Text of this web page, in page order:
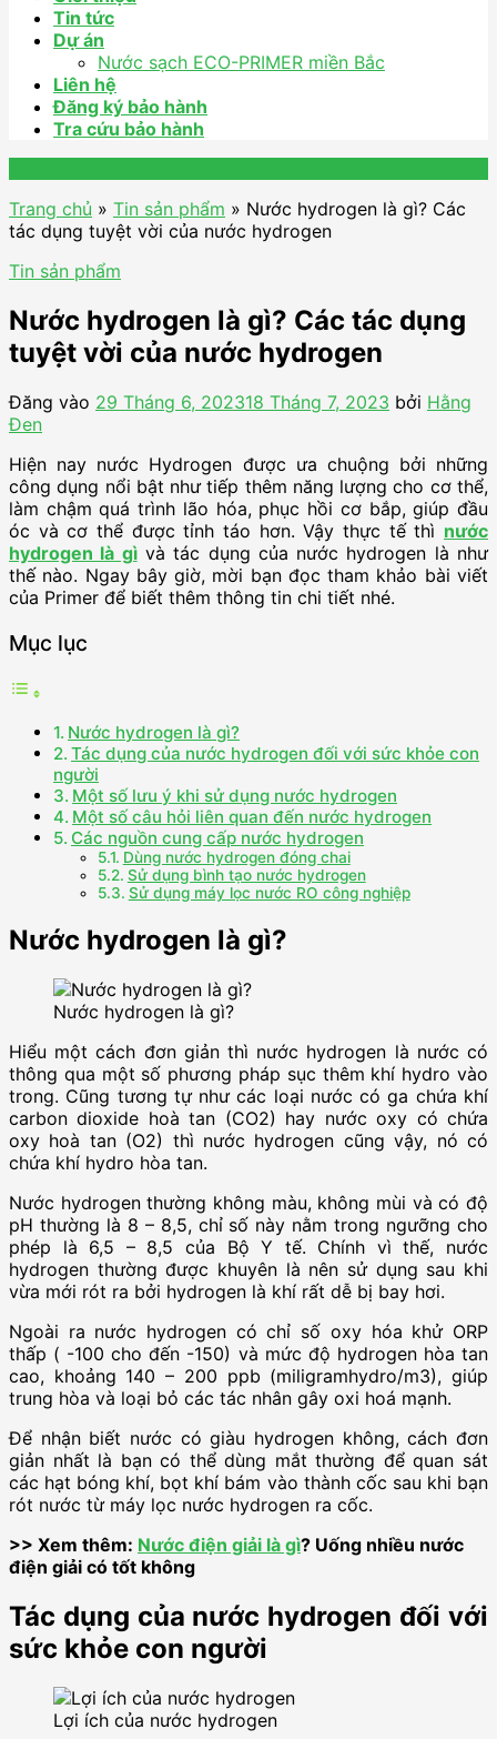
Tin tức
Dự án
Nước sạch ECO-PRIMER miền Bắc
Liên hệ
Đăng ký bảo hành
Tra cứu bảo hành
Trang chủ » Tin sản phẩm » Nước hydrogen là gì? Các
tác dụng tuyệt vời của nước hydrogen
Tin sản phẩm
Nước hydrogen là gì? Các tác dụng
tuyệt vời của nước hydrogen
Đăng vào 29 Tháng 6, 202318 Tháng 7, 2023 bởi Hằng
Đen
Hiện nay nước Hydrogen được ưa chuộng bởi những
công dụng nổi bật như tiếp thêm năng lượng cho cơ thể,
làm chậm quá trình lão hóa, phục hồi cơ bắp, giúp đầu
óc và cơ thể được tỉnh táo hơn. Vậy thực tế thì nước
hydrogen là gìvà tác dụng của nước hydrogen là như
thế nào. Ngay bây giờ, mời bạn đọc tham khảo bài viết
của Primer để biết thêm thông tin chi tiết nhé.
Mục lục
Nước hydrogen là gì?
Tác dụng của nước hydrogen đối với sức khỏe con
người
Một số lưu ý khi sử dụng nước hydrogen
Một số câu hỏi liên quan đến nước hydrogen
Các nguồn cung cấp nước hydrogen
Dùng nước hydrogen đóng chai
Sử dụng bình tạo nước hydrogen
Sử dụng máy lọc nước RO công nghiệp
Nước hydrogen là gì?
Nước hydrogen là gì?
Hiểu một cách đơn giản thì nước hydrogen là nước có
thông qua một số phương pháp sục thêm khí hydro vào
trong. Cũng tương tự như các loại nước có ga chứa khí
carbon dioxide hoà tan (CO2) hay nước oxy có chứa
oxy hoà tan (O2) thì nước hydrogen cũng vậy, nó có
chứa khí hydro hòa tan.
Nước hydrogen thường không màu, không mùi và có độ
pH thường là 8 – 8,5, chỉ số này nằm trong ngưỡng cho
phép là 6,5 – 8,5 của Bộ Y tế. Chính vì thế, nước
hydrogen thường được khuyên là nên sử dụng sau khi
vừa mới rót ra bởi hydrogen là khí rất dễ bị bay hơi.
Ngoài ra nước hydrogen có chỉ số oxy hóa khử ORP
thấp ( -100 cho đến -150) và mức độ hydrogen hòa tan
cao, khoảng 140 – 200 ppb (miligramhydro/m3), giúp
trung hòa và loại bỏ các tác nhân gây oxi hoá mạnh.
Để nhận biết nước có giàu hydrogen không, cách đơn
giản nhất là bạn có thể dùng mắt thường để quan sát
các hạt bóng khí, bọt khí bám vào thành cốc sau khi bạn
rót nước từ máy lọc nước hydrogen ra cốc.
>> Xem thêm: Nước điện giải là gì? Uống nhiều nước
điện giải có tốt không
Tác dụng của nước hydrogen đối với
sức khỏe con người
Lợi ích của nước hydrogen